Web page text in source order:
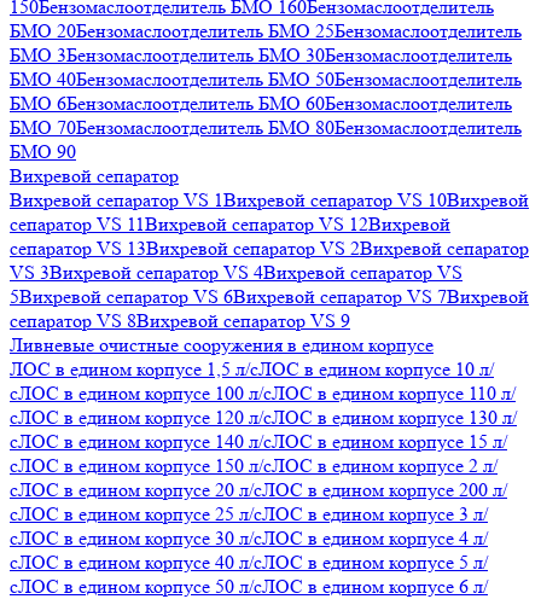
150Бензомаслоотделитель БМО 160Бензомаслоотделитель
БМО 20Бензомаслоотделитель БМО 25Бензомаслоотделитель
БМО 3Бензомаслоотделитель БМО 30Бензомаслоотделитель
БМО 40Бензомаслоотделитель БМО 50Бензомаслоотделитель
БМО 6Бензомаслоотделитель БМО 60Бензомаслоотделитель
БМО 70Бензомаслоотделитель БМО 80Бензомаслоотделитель
БМО 90
Вихревой сепаратор
Вихревой сепаратор VS 1Вихревой сепаратор VS 10Вихревой
сепаратор VS 11Вихревой сепаратор VS 12Вихревой
сепаратор VS 13Вихревой сепаратор VS 2Вихревой сепаратор
VS 3Вихревой сепаратор VS 4Вихревой сепаратор VS
5Вихревой сепаратор VS 6Вихревой сепаратор VS 7Вихревой
сепаратор VS 8Вихревой сепаратор VS 9
Ливневые очистные сооружения в едином корпусе
ЛОС в едином корпусе 1,5 л/сЛОС в едином корпусе 10 л/
сЛОС в едином корпусе 100 л/сЛОС в едином корпусе 110 л/
сЛОС в едином корпусе 120 л/сЛОС в едином корпусе 130 л/
сЛОС в едином корпусе 140 л/сЛОС в едином корпусе 15 л/
сЛОС в едином корпусе 150 л/сЛОС в едином корпусе 2 л/
сЛОС в едином корпусе 20 л/сЛОС в едином корпусе 200 л/
сЛОС в едином корпусе 25 л/сЛОС в едином корпусе 3 л/
сЛОС в едином корпусе 30 л/сЛОС в едином корпусе 4 л/
сЛОС в едином корпусе 40 л/сЛОС в едином корпусе 5 л/
сЛОС в едином корпусе 50 л/сЛОС в едином корпусе 6 л/